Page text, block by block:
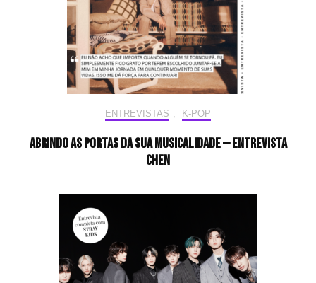
ENTREVISTAS , K-POP
Abrindo as portas da sua musicalidade — Entrevista
CHEN